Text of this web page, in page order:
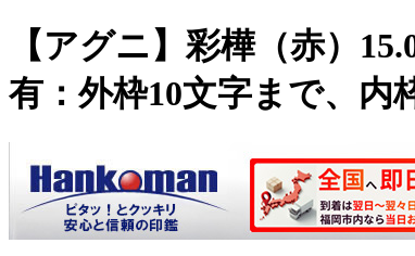
【アグニ】彩樺（赤）
有：外枠10文字まで、